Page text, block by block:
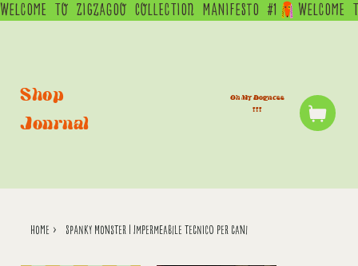
WELCOME  TO  ZIGZAGOO  COLLECTION  MANIFESTO  #1
home > Spanky Monster | Impermeabile tecnico per cani
Shop
Journal
Oh My Dogness
!!!